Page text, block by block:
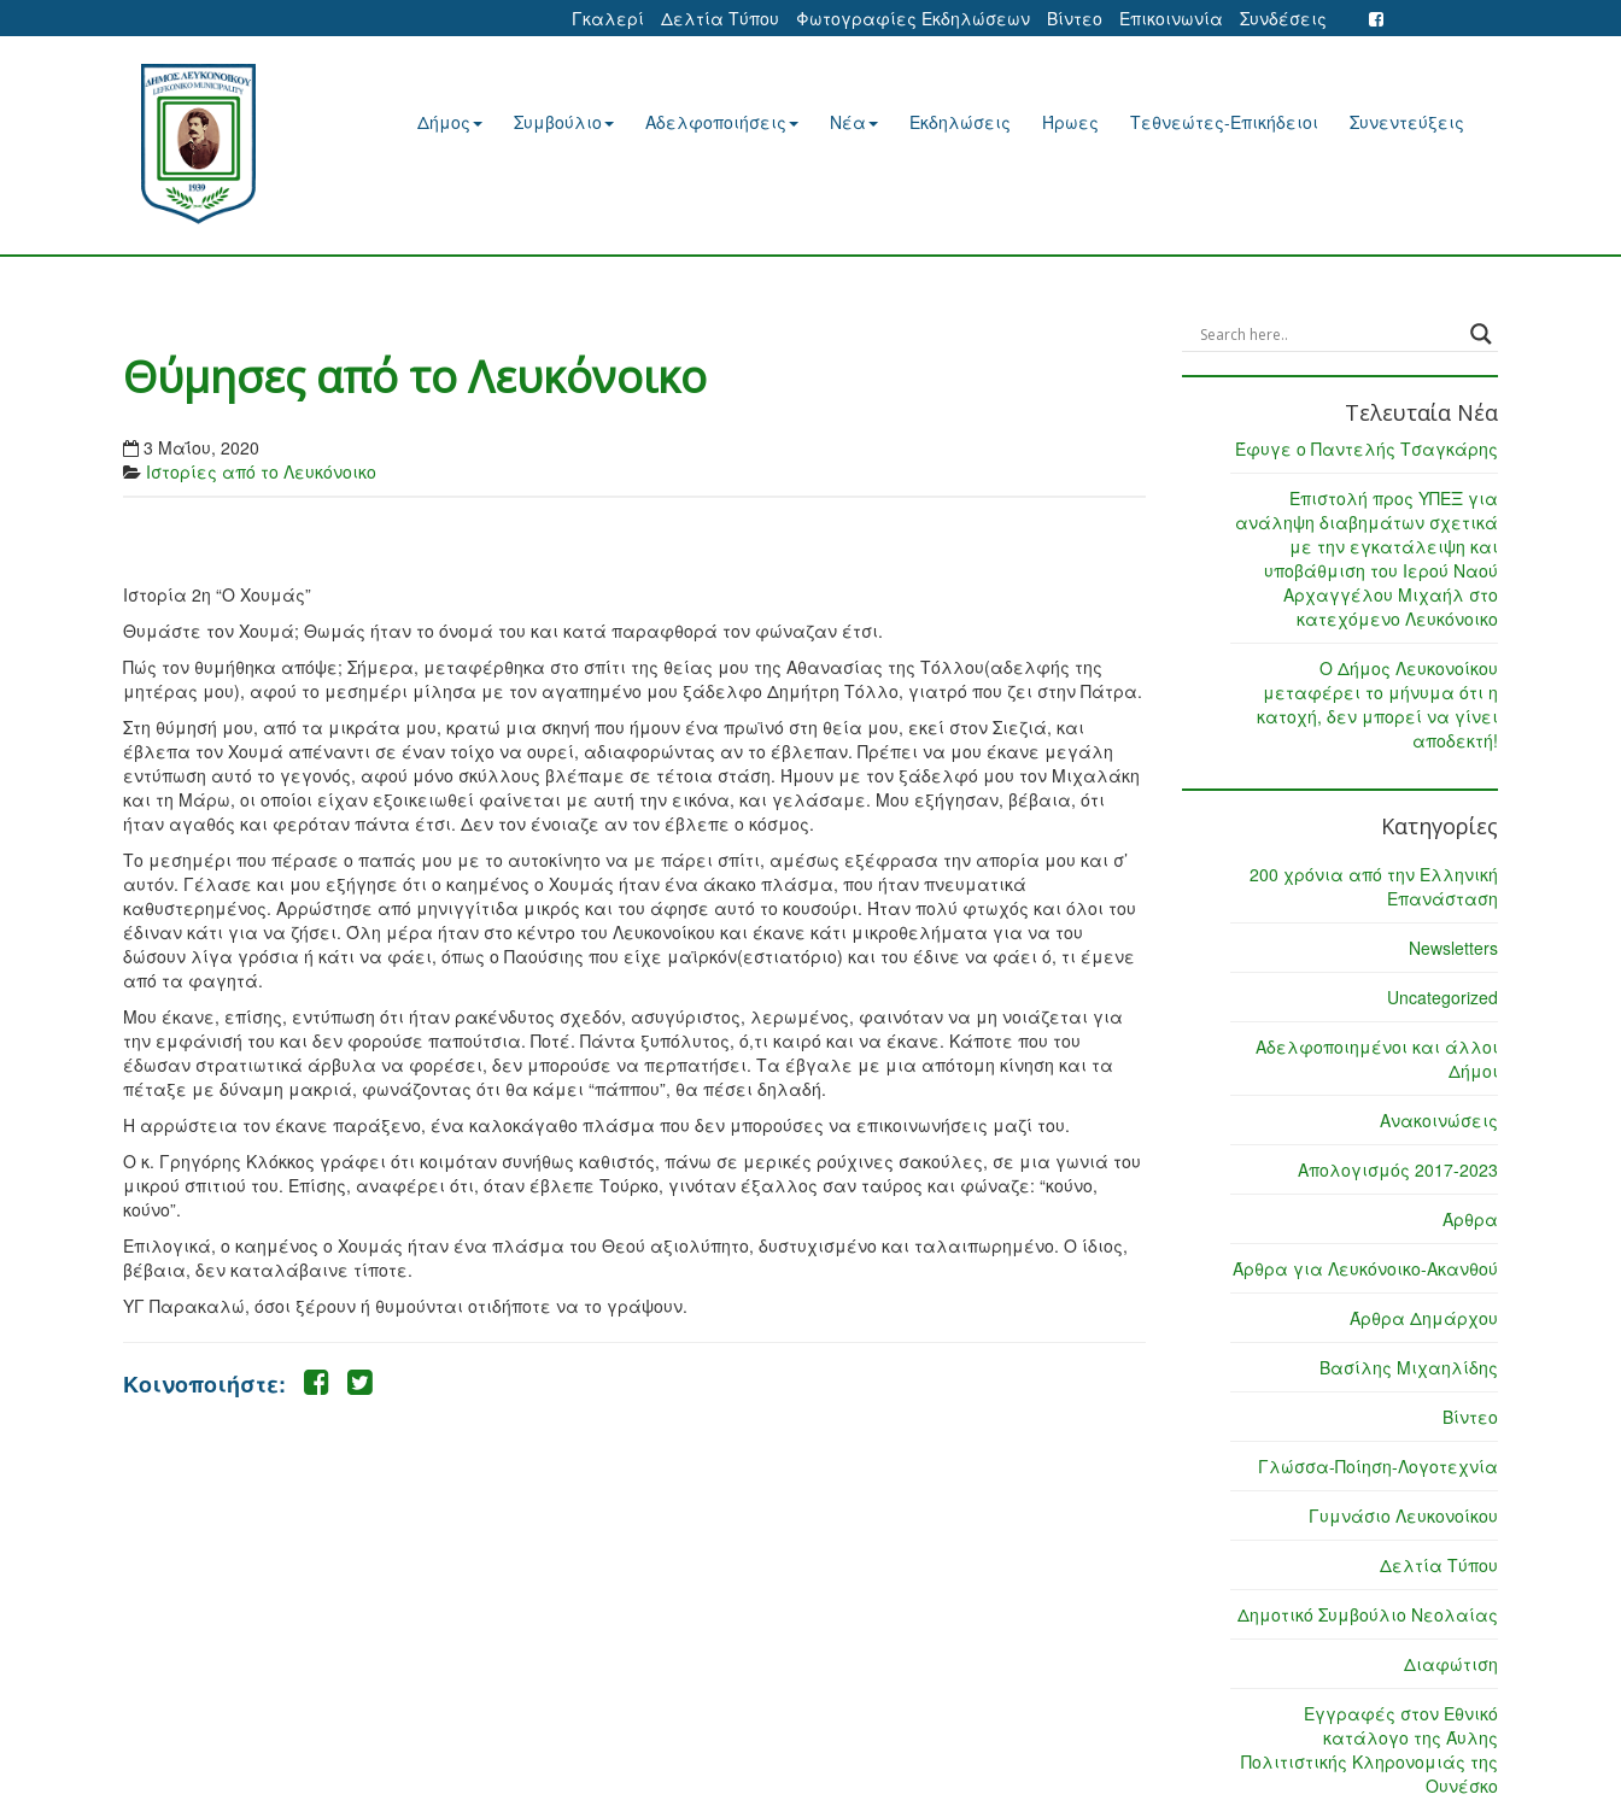
Γκαλερί Δελτία Τύπου Φωτογραφίες Εκδηλώσεων Βίντεο Επικοινωνία Συνδέσεις
Δήμος Συμβούλιο Αδελφοποιήσεις Νέα Εκδηλώσεις Ήρωες Τεθνεώτες-Επικήδειοι Συνεντεύξεις
Θύμησες από το Λευκόνοικο
3 Μαΐου, 2020
Ιστορίες από το Λευκόνοικο
Ιστορία 2η “Ο Χουμάς”
Θυμάστε τον Χουμά; Θωμάς ήταν το όνομά του και κατά παραφθορά τον φώναζαν έτσι.
Πώς τον θυμήθηκα απόψε; Σήμερα, μεταφέρθηκα στο σπίτι της θείας μου της Αθανασίας της Τόλλου(αδελφής της
μητέρας μου), αφού το μεσημέρι μίλησα με τον αγαπημένο μου ξάδελφο Δημήτρη Τόλλο, γιατρό που ζει στην Πάτρα.
Στη θύμησή μου, από τα μικράτα μου, κρατώ μια σκηνή που ήμουν ένα πρωϊνό στη θεία μου, εκεί στον Σιεζιά, και
έβλεπα τον Χουμά απέναντι σε έναν τοίχο να ουρεί, αδιαφορώντας αν το έβλεπαν. Πρέπει να μου έκανε μεγάλη
εντύπωση αυτό το γεγονός, αφού μόνο σκύλλους βλέπαμε σε τέτοια στάση. Ήμουν με τον ξάδελφό μου τον Μιχαλάκη
και τη Μάρω, οι οποίοι είχαν εξοικειωθεί φαίνεται με αυτή την εικόνα, και γελάσαμε. Μου εξήγησαν, βέβαια, ότι
ήταν αγαθός και φερόταν πάντα έτσι. Δεν τον ένοιαζε αν τον έβλεπε ο κόσμος.
Το μεσημέρι που πέρασε ο παπάς μου με το αυτοκίνητο να με πάρει σπίτι, αμέσως εξέφρασα την απορία μου και σ’
αυτόν. Γέλασε και μου εξήγησε ότι ο καημένος ο Χουμάς ήταν ένα άκακο πλάσμα, που ήταν πνευματικά
καθυστερημένος. Αρρώστησε από μηνιγγίτιδα μικρός και του άφησε αυτό το κουσούρι. Ήταν πολύ φτωχός και όλοι του
έδιναν κάτι για να ζήσει. Όλη μέρα ήταν στο κέντρο του Λευκονοίκου και έκανε κάτι μικροθελήματα για να του
δώσουν λίγα γρόσια ή κάτι να φάει, όπως ο Παούσιης που είχε μαϊρκόν(εστιατόριο) και του έδινε να φάει ό, τι έμενε
από τα φαγητά.
Μου έκανε, επίσης, εντύπωση ότι ήταν ρακένδυτος σχεδόν, ασυγύριστος, λερωμένος, φαινόταν να μη νοιάζεται για
την εμφάνισή του και δεν φορούσε παπούτσια. Ποτέ. Πάντα ξυπόλυτος, ό,τι καιρό και να έκανε. Κάποτε που του
έδωσαν στρατιωτικά άρβυλα να φορέσει, δεν μπορούσε να περπατήσει. Τα έβγαλε με μια απότομη κίνηση και τα
πέταξε με δύναμη μακριά, φωνάζοντας ότι θα κάμει “πάππου”, θα πέσει δηλαδή.
Η αρρώστεια τον έκανε παράξενο, ένα καλοκάγαθο πλάσμα που δεν μπορούσες να επικοινωνήσεις μαζί του.
Ο κ. Γρηγόρης Κλόκκος γράφει ότι κοιμόταν συνήθως καθιστός, πάνω σε μερικές ρούχινες σακούλες, σε μια γωνιά του
μικρού σπιτιού του. Επίσης, αναφέρει ότι, όταν έβλεπε Τούρκο, γινόταν έξαλλος σαν ταύρος και φώναζε: “κούνο,
κούνο”.
Επιλογικά, ο καημένος ο Χουμάς ήταν ένα πλάσμα του Θεού αξιολύπητο, δυστυχισμένο και ταλαιπωρημένο. Ο ίδιος,
βέβαια, δεν καταλάβαινε τίποτε.
ΥΓ Παρακαλώ, όσοι ξέρουν ή θυμούνται οτιδήποτε να το γράψουν.
Κοινοποιήστε:
Τελευταία Νέα
Έφυγε ο Παντελής Τσαγκάρης
Επιστολή προς ΥΠΕΞ για
ανάληψη διαβημάτων σχετικά
με την εγκατάλειψη και
υποβάθμιση του Ιερού Ναού
Αρχαγγέλου Μιχαήλ στο
κατεχόμενο Λευκόνοικο
Ο Δήμος Λευκονοίκου
μεταφέρει το μήνυμα ότι η
κατοχή, δεν μπορεί να γίνει
αποδεκτή!
Κατηγορίες
200 χρόνια από την Ελληνική
Επανάσταση
Newsletters
Uncategorized
Αδελφοποιημένοι και άλλοι
Δήμοι
Ανακοινώσεις
Απολογισμός 2017-2023
Άρθρα
Άρθρα για Λευκόνοικο-Ακανθού
Άρθρα Δημάρχου
Βασίλης Μιχαηλίδης
Βίντεο
Γλώσσα-Ποίηση-Λογοτεχνία
Γυμνάσιο Λευκονοίκου
Δελτία Τύπου
Δημοτικό Συμβούλιο Νεολαίας
Διαφώτιση
Εγγραφές στον Εθνικό
κατάλογο της Άυλης
Πολιτιστικής Κληρονομιάς της
Ουνέσκο